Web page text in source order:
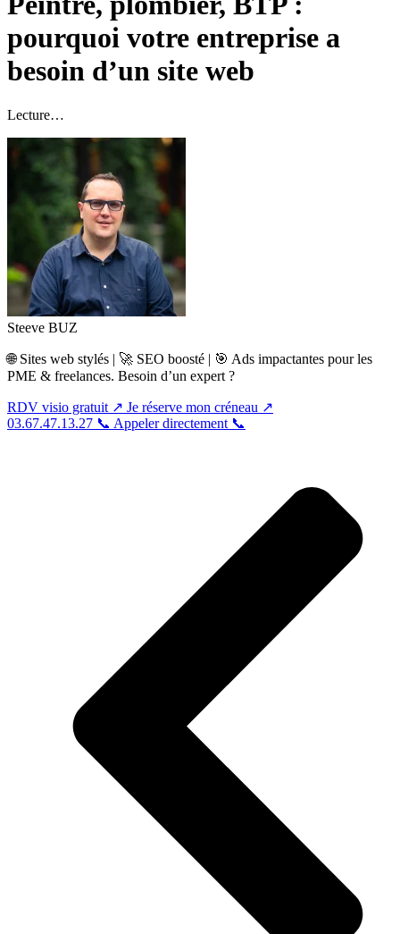
pourquoi votre entreprise a
besoin d’un site web
Lecture…
Steeve BUZ
🌐Sites web stylés | 🚀 SEO boosté | 🎯 Ads impactantes pour les
PME & freelances. Besoin d’un expert ?
RDV visio gratuit ↗ Je réserve mon créneau ↗
03.67.47.13.27 📞 Appeler directement 📞